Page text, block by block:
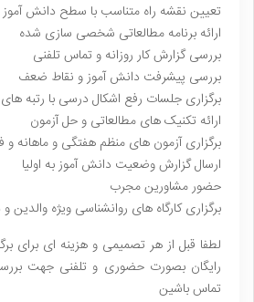
تعیین نقشه راه متناسب با سطح دانش آموز
ارائه برنامه مطالعاتی شخصی سازی شده
بررسی گزارش کار روزانه و تماس تلفنی
بررسی پیشرفت دانش آموز و نقاط ضعف
برگزاری جلسات رفع اشکال درسی با رتبه های
ارائه تکنیک های مطالعاتی و حل آزمون
برگزاری آزمون های منظم هفتگی و
ارسال گزارش وضعیت دانش آموز به اولیا
حضور مشاورین مجرب
برگزاری کارگاه های روانشناسی ویژه والدین
لطفا قبل از هر تصمیمی و هزینه ای برای
رایگان بصورت حضوری و تلفنی جهت
تماس باشین